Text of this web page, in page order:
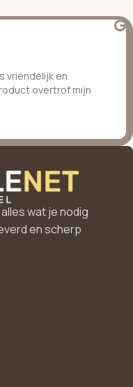
vriendelijk en
overtrof mijn
wat je nodig
en scherp